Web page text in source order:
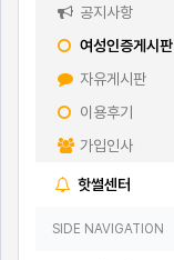
공지사항
여성인증게시판
자유게시판
이용후기
가입인사
핫썰센터
SIDE NAVIGATION